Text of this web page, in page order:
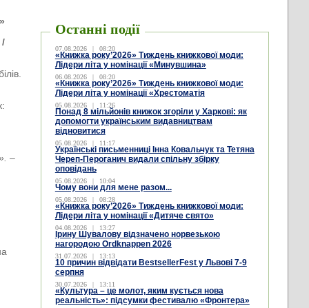
/
–
Останні події
07.08.2026 | 08:20
«Книжка року’2026» Тиждень книжкової моди:
Лідери літа у номінації «Минувшина»
06.08.2026 | 08:20
«Книжка року’2026» Тиждень книжкової моди:
Лідери літа у номінації «Хрестоматія
05.08.2026 | 11:26
Понад 8 мільйонів книжок згоріли у Харкові: як
допомогти українським видавництвам
відновитися
05.08.2026 | 11:17
Українські письменниці Інна Ковальчук та Тетяна
Череп-Пероганич видали спільну збірку
оповідань
05.08.2026 | 10:04
Чому вони для мене разом...
05.08.2026 | 08:28
«Книжка року’2026» Тиждень книжкової моди:
Лідери літа у номінації «Дитяче свято»
04.08.2026 | 13:27
Ірину Шувалову відзначено норвезькою
нагородою Ordknappen 2026
31.07.2026 | 13:13
10 причин відвідати BestsellerFest у Львові 7-9
серпня
30.07.2026 | 13:11
«Культура – це молот, яким кується нова
реальність»: підсумки фестивалю «Фронтера»